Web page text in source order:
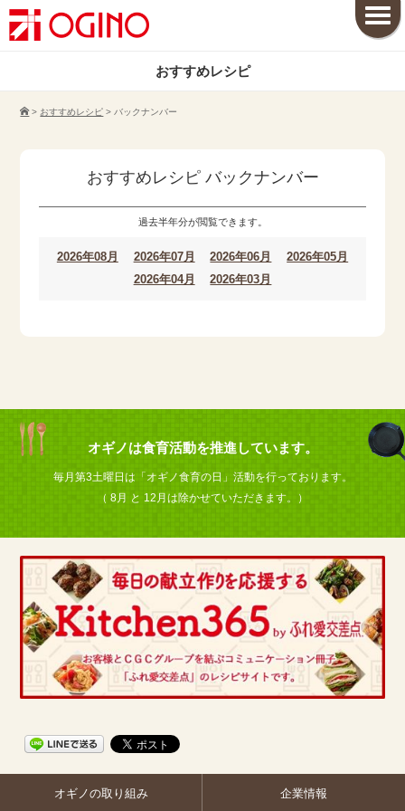
おすすめレシピ
> おすすめレシピ > バックナンバー
おすすめレシピ バックナンバー
過去半年分が閲覧できます。
2026年08月 2026年07月 2026年06月
2026年05月
2026年04月
2026年03月
オギノは食育活動を推進しています。
毎月第3土曜日は「オギノ食育の日」活動を行っております。
（ 8月 と 12月は除かせていただきます。）
オギノの取り組み 企業情報